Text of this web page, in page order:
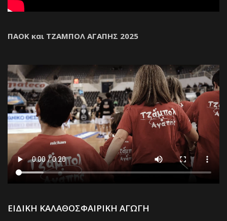
ΠΑΟΚ και ΤΖΑΜΠΟΛ ΑΓΑΠΗΣ 2025
ΕΙΔΙΚΗ ΚΑΛΑΘΟΣΦΑΙΡΙΚΗ ΑΓΩΓΗ